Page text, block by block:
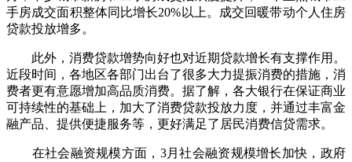
手房成交面积整体同比增长20%以上。成交回暖带动个人住房
贷款投放增多。
此外，消费贷款增势向好也对近期贷款增长有支撑作用。
近段时间，各地区各部门出台了很多大力提振消费的措施，消
费者更有意愿增加高品质消费。据了解，各大银行在保证商业
可持续性的基础上，加大了消费贷款投放力度，并通过丰富金
融产品、提供便捷服务等，更好满足了居民消费信贷需求。
在社会融资规模方面，3月社会融资规模增长加快，政府